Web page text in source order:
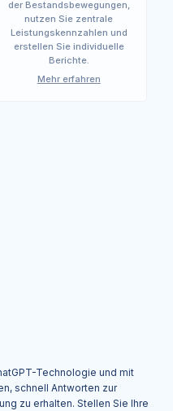
der Bestandsbewegungen,
nutzen Sie zentrale
Leistungskennzahlen und
erstellen Sie individuelle
Berichte.
Mehr erfahren
Technologie und mit
schnell Antworten zur
zu erhalten. Stellen Sie Ihre